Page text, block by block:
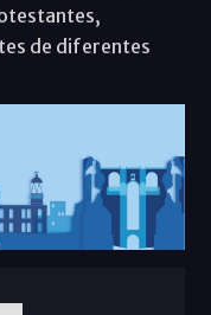
de diferentes